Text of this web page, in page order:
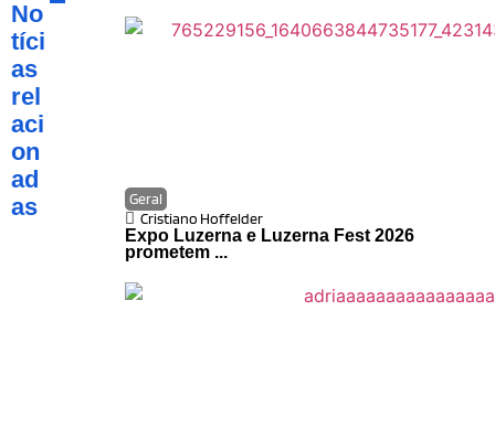
No
tíci
as
rel
aci
on
ad
as
Geral
Cristiano Hoffelder
Expo Luzerna e Luzerna Fest 2026
prometem ...